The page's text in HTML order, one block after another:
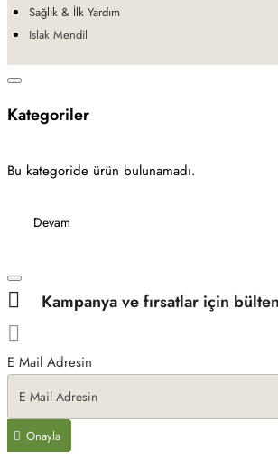
Sağlık & İlk Yardım
Islak Mendil
Kategoriler
Bu kategoride ürün bulunamadı.
Devam
Kampanya ve fırsatlar için
E Mail Adresin
Onayla